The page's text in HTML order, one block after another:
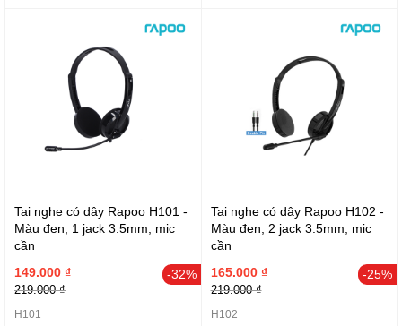
Tai nghe có dây Rapoo H101 -
Màu đen, 1 jack 3.5mm, mic
cần
-32%
149.000 ₫
219.000 ₫
H101
Tai nghe có dây Rapoo H102 -
Màu đen, 2 jack 3.5mm, mic
cần
-25%
165.000 ₫
219.000 ₫
H102